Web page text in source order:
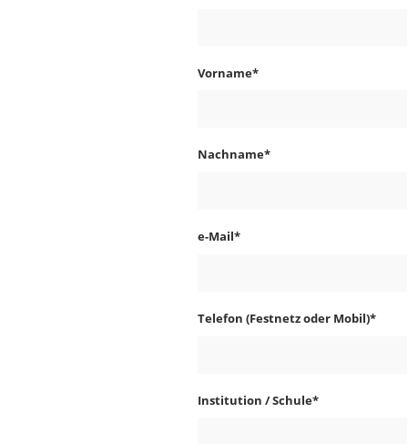
Vorname*
Nachname*
e-Mail*
Telefon (Festnetz oder Mobil)*
Institution / Schule*